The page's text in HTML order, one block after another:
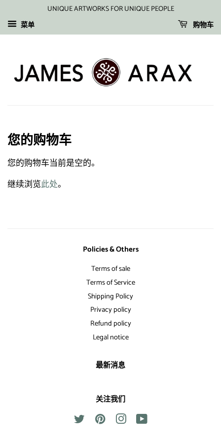
UNIQUE ARTWORKS FOR UNIQUE PEOPLE
菜单
购物车
您的购物车
您的购物车当前是空的。
继续浏览此处。
Policies & Others
Terms of sale
Terms of Service
Shipping Policy
Privacy policy
Refund policy
Legal notice
最新消息
关注我们
TwitterPinterestInstagramYouTube